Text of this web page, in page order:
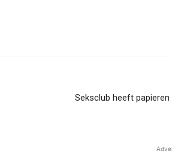
Seksclub heeft